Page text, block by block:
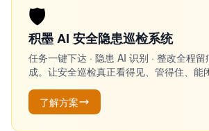
🛡️
积墨 AI 安全隐患巡检系统
任务一键下达 · 隐患 AI 识别 · 整改全程留
成。让安全巡检真正看得见、管得住、能
了解方案